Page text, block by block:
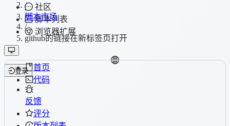
社区
脚本列表
浏览器扩展
登录
/
脚本市场
/
github的链接在新标签页打开
首页
代码
反馈
评分